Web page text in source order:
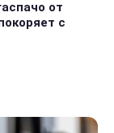
от
с